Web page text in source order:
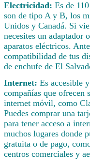
Electricidad: Es de
son de tipo A y B, los
Unidos y Canadá. Si
necesites un adaptador
aparatos eléctricos.
compatibilidad de tus
de enchufe de El
Internet: Es accesible
compañías que
internet móvil, como
Puedes comprar una
para tener acceso a
muchos lugares donde
gratuita o de pago,
centros comerciales y